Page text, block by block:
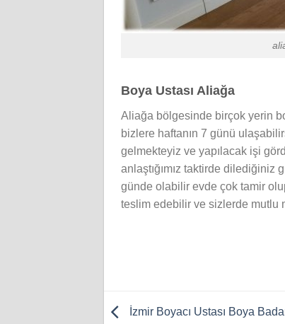
Boya Ustası Aliağa
Aliağa bölgesinde birçok yerin
bizlere haftanın 7 günü
gelmekteyiz ve yapılacak işi
anlaştığımız taktirde dilediğiniz
günde olabilir evde çok tamir
teslim edebilir ve sizlerde mutlu
İzmir Boyacı Ustası Boya